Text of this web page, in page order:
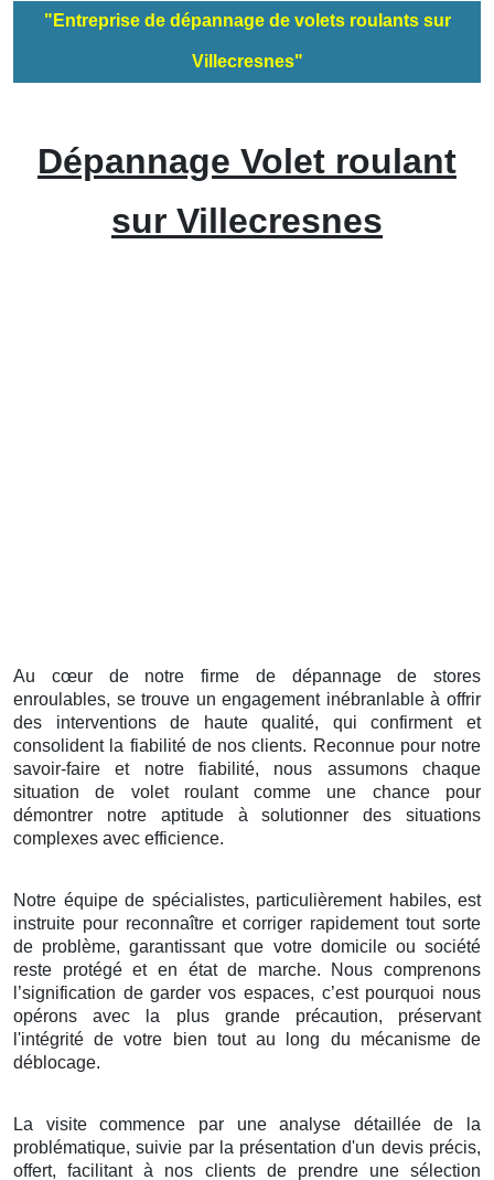
"Entreprise de dépannage de volets roulants sur
Villecresnes"
Dépannage Volet roulant
sur Villecresnes
Au cœur de notre firme de dépannage de stores
enroulables, se trouve un engagement inébranlable à offrir
des interventions de haute qualité, qui confirment et
consolident la fiabilité de nos clients. Reconnue pour notre
savoir-faire et notre fiabilité, nous assumons chaque
situation de volet roulant comme une chance pour
démontrer notre aptitude à solutionner des situations
complexes avec efficience.
Notre équipe de spécialistes, particulièrement habiles, est
instruite pour reconnaître et corriger rapidement tout sorte
de problème, garantissant que votre domicile ou société
reste protégé et en état de marche. Nous comprenons
l’signification de garder vos espaces, c’est pourquoi nous
opérons avec la plus grande précaution, préservant
l'intégrité de votre bien tout au long du mécanisme de
déblocage.
La visite commence par une analyse détaillée de la
problématique, suivie par la présentation d'un devis précis,
offert, facilitant à nos clients de prendre une sélection